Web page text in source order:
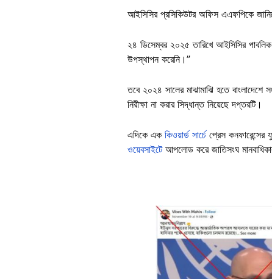
আইসিসির প্রসিকিউটর অফিস এএফপিকে
২৪ ডিসেম্বর ২০২৫ তারিখে আইসিসির
উপস্থাপন করেনি।”
তবে ২০২৪ সালের মাঝামাঝি হতে
নিরীক্ষা না করার সিদ্ধান্ত নিয়েছে দপ্তরটি।
এদিকে এক কিওয়ার্ড সার্চেপ্রেস কনফারেন্সের
ওয়েবসাইটেআপলোড করে জাতিসংঘ